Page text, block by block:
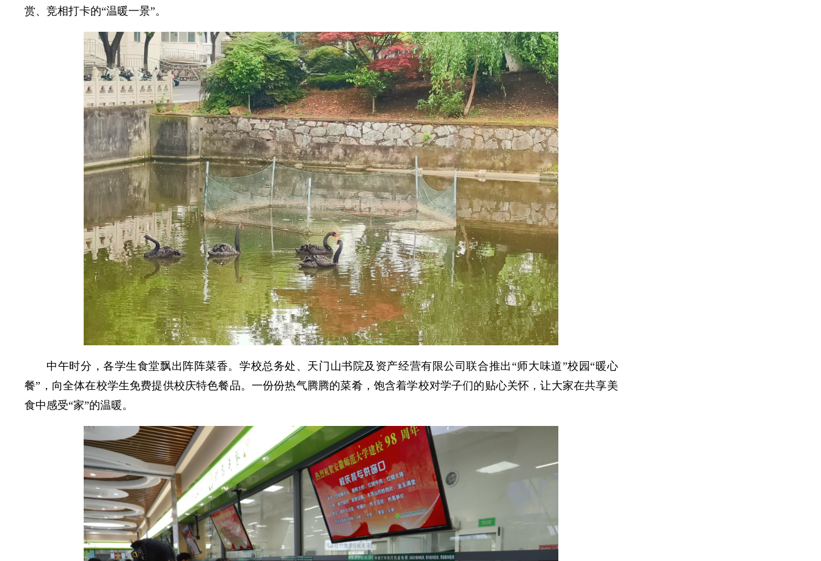
赏、竞相打卡的“温暖一景”。
中午时分，各学生食堂飘出阵阵菜香。学校总务处、天门山书院及资产经营有限公司联合推出“师大味道”校园“暖心
餐”，向全体在校学生免费提供校庆特色餐品。一份份热气腾腾的菜肴，饱含着学校对学子们的贴心关怀，让大家在共享美
食中感受“家”的温暖。